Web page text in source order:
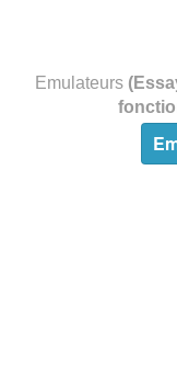
Emulateurs